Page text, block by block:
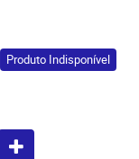
Produto Indisponível